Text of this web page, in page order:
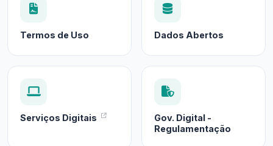
Termos de Uso Dados Abertos
Serviços Digitais
Gov. Digital -
Regulamentação